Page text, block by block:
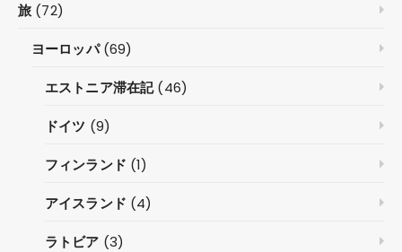
旅 (72)
ヨーロッパ(69)
エストニア滞在記(46)
ドイツ (9)
フィンランド (1)
アイスランド (4)
ラトビア (3)